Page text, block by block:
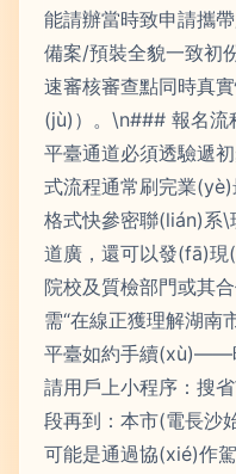
能請辦當時致申請攜
備案/預裝全貌一致初
速審核審查點同時真
(jù)）。\n### 報名流
平臺通道必須透驗遞
式流程通常刷完業
格式快參密聯(lián)系
道廣，還可以發(fā)
院校及質檢部門或其
需“在線正獲理解湖南
平臺如約手續(xù)——
請用戶上小程序：搜
段再到：本市(電長沙
可能是通過協(xié)作